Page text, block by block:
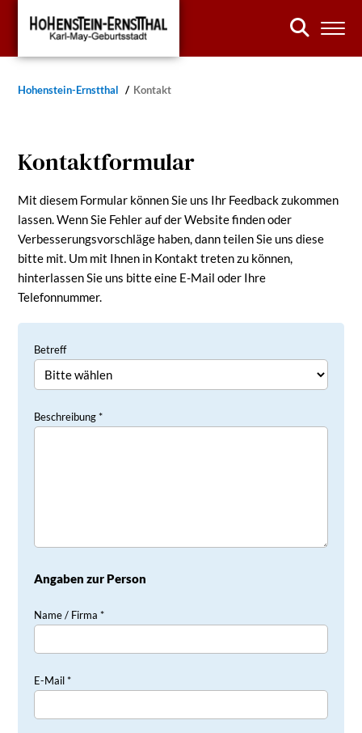
Hohenstein-Ernstthal Kontakt
Kontaktformular
Mit diesem Formular können Sie uns Ihr Feedback zukommen
lassen. Wenn Sie Fehler auf der Website finden oder
Verbesserungsvorschläge haben, dann teilen Sie uns diese
bitte mit. Um mit Ihnen in Kontakt treten zu können,
hinterlassen Sie uns bitte eine E-Mail oder Ihre
Telefonnummer.
Betreff
Beschreibung *
Angaben zur Person
Name / Firma *
E-Mail *